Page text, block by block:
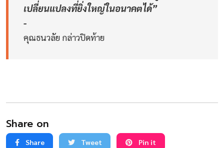
เปลี่ยนแปลงที่ยิ่งใหญ่ในอนาคตได้”
-
คุณธนวลัย กล่าวปิดท้าย
Share on
Share Tweet Pin it